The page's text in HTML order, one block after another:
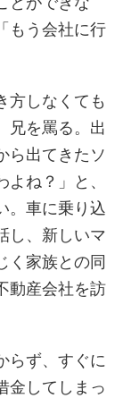
もう会社に行
方しなくても
兄を罵る。出
ら出てきたソ
ね？」と、
。車に乗り込
し、新しいマ
く家族との同
動産会社を訪
らず、すぐに
金してしまっ